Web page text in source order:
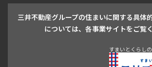
青山 渋谷 東京・大手町 新宿 品川
目黒
三井不動産グループの住まいに関する具体
については、各事業サイトをご覧
すまいとくらし